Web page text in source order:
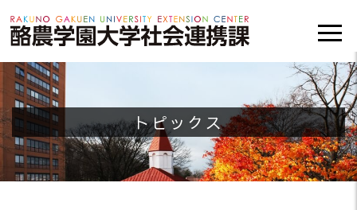
トピックス